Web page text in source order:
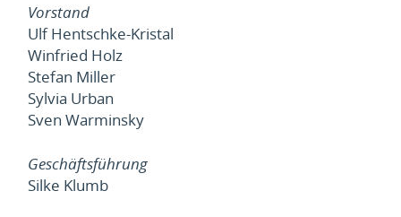
Vorstand
Ulf Hentschke-Kristal
Winfried Holz
Stefan Miller
Sylvia Urban
Sven Warminsky
Geschäftsführung
Silke Klumb